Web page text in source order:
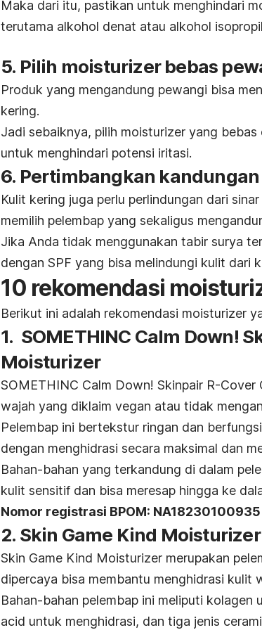
Maka dari itu, pastikan untuk menghindari
terutama alkohol denat atau alkohol
5. Pilih moisturizerbebas
Produk yang mengandung pewangi bisa
kering.
Jadi sebaiknya, pilih moisturizer yang bebas
untuk menghindari potensi iritasi.
6. Pertimbangkan kandungan
Kulit kering juga perlu perlindungan dari
memilih pelembap yang sekaligus
Jika Anda tidak menggunakan tabir surya
dengan SPF yang bisa melindungi kulit dari
10 rekomendasi
Berikut ini adalah rekomendasi moisturizer
1. SOMETHINC Calm Down!
Moisturizer
SOMETHINC Calm Down! Skinpair R-
wajah yang diklaim vegan atau tidak
Pelembap ini bertekstur ringan dan
dengan menghidrasi secara maksimal dan
Bahan-bahan yang terkandung di dalam
kulit sensitif dan bisa meresap hingga ke
Nomor registrasi BPOM: NA18230100935
2. Skin Game Kind Moisturizer
Skin Game Kind Moisturizer merupakan
dipercaya bisa membantu menghidrasi kulit
Bahan-bahan pelembap ini meliputi kolagen
acid untuk menghidrasi, dan tiga jenis